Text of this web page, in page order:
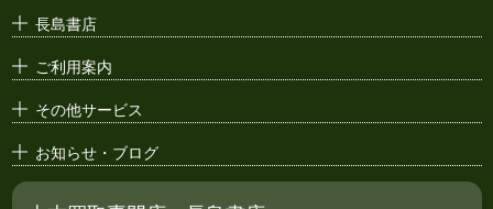
長島書店
ご利用案内
その他サービス
お知らせ・ブログ